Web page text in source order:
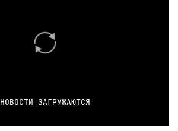
НОВОСТИ ЗАГРУЖАЮТСЯ